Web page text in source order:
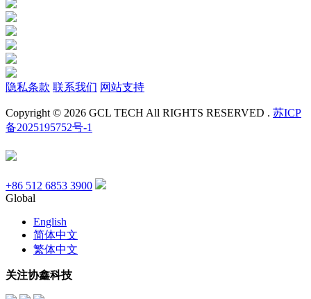
隐私条款 联系我们 网站支持
Copyright © 2026 GCL TECH All RIGHTS RESERVED . 苏ICP
备2025195752号-1
+86 512 6853 3900
Global
English
简体中文
繁体中文
关注协鑫科技